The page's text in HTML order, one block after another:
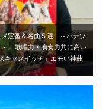
メ定番＆名曲５選 ～ハナツ
～ 歌唱力・演奏力共に高い
キマスイッチ」エモい神曲